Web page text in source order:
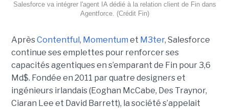
Salesforce va intégrer l'agent IA dédié à la relation client de Fin dans
Agentforce. (Crédit Fin)
AprèsContentful , Momentum et M3ter, Salesforce
continue ses emplettes pour renforcer ses
capacités agentiques en s’emparant de Fin pour 3,6
Md$. Fondée en 2011 par quatre designers et
ingénieurs irlandais (Eoghan McCabe, Des Traynor,
Ciaran Lee et David Barrett), la société s’appelait